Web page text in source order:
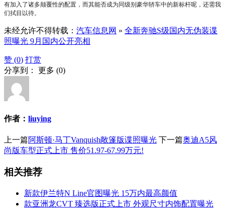
有加入了诸多颠覆性的配置，而其能否成为同级别豪华轿车中的新标杆呢，还需我
们拭目以待。
未经允许不得转载： 汽车信息网 » 全新奔驰S级国内无伪装谍
照曝光 9月国内公开亮相
赞 (0) 打赏
分享到： 更多 (0)
作者： liuying
上一篇阿斯顿·马丁Vanquish敞篷版谍照曝光 下一篇奥迪A5风
尚版车型正式上市 售价51.97-67.99万元!
相关推荐
新款伊兰特N Line官图曝光 15万内最高颜值
款亚洲龙CVT 臻选版正式上市 外观尺寸内饰配置曝光